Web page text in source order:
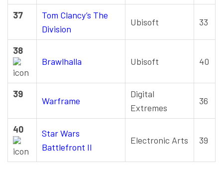
37
Tom Clancy’s The
Division
Ubisoft 33
38
Brawlhalla
Ubisoft 40
39
Warframe
Digital
Extremes
36
40
Star Wars
Battlefront II
Electronic Arts 39